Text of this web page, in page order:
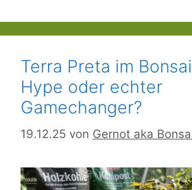
Terra Preta im
Hype oder echter
Gamechanger?
19.12.25 von Gernot aka